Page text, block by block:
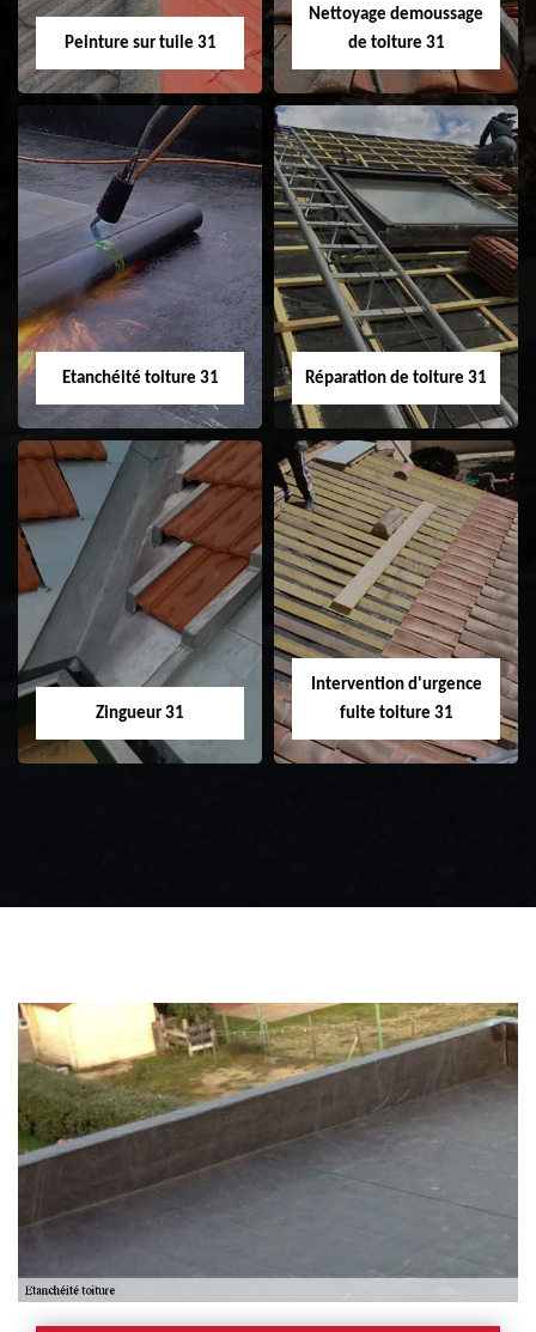
Peinture sur tuile 31
Peinture sur tuile
31
Nettoyage demoussage
de toiture 31
Nettoyage
demoussage de
toiture 31
Etanchéité toiture 31
Etanchéité toiture
31
Réparation de toiture 31
Réparation de
toiture 31
Zingueur 31
Intervention d'urgence
fuite toiture 31